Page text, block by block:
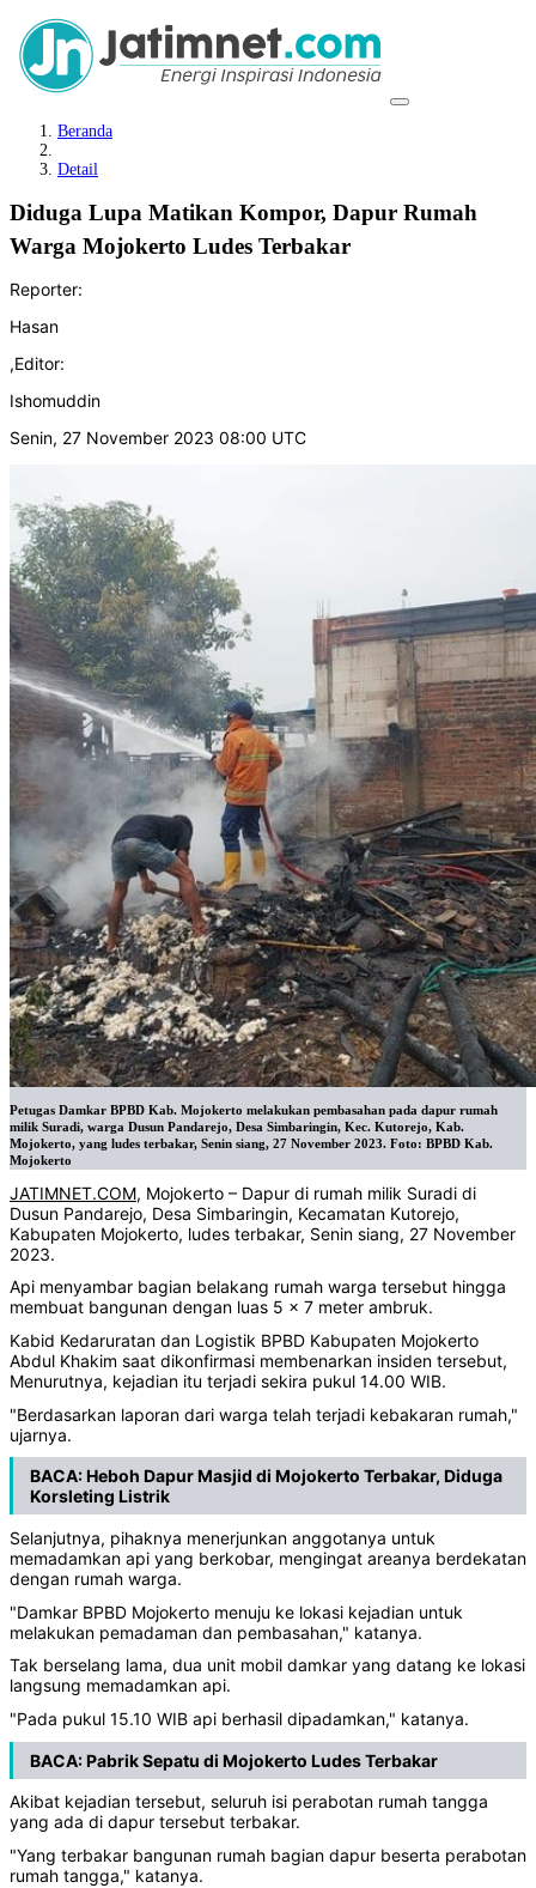
Beranda
Detail
Diduga Lupa Matikan Kompor, Dapur Rumah
Warga Mojokerto Ludes Terbakar
Reporter:
Hasan
,Editor:
Ishomuddin
Senin, 27 November 2023 08:00 UTC
Petugas Damkar BPBD Kab. Mojokerto melakukan pembasahan pada dapur rumah
milik Suradi, warga Dusun Pandarejo, Desa Simbaringin, Kec. Kutorejo, Kab.
Mojokerto, yang ludes terbakar, Senin siang, 27 November 2023. Foto: BPBD Kab.
Mojokerto
JATIMNET.COM, Mojokerto – Dapur di rumah milik Suradi di
Dusun Pandarejo, Desa Simbaringin, Kecamatan Kutorejo,
Kabupaten Mojokerto, ludes terbakar, Senin siang, 27 November
2023.
Api menyambar bagian belakang rumah warga tersebut hingga
membuat bangunan dengan luas 5 x 7 meter ambruk.
Kabid Kedaruratan dan Logistik BPBD Kabupaten Mojokerto
Abdul Khakim saat dikonfirmasi membenarkan insiden tersebut,
Menurutnya, kejadian itu terjadi sekira pukul 14.00 WIB.
"Berdasarkan laporan dari warga telah terjadi kebakaran rumah,"
ujarnya.
BACA:Heboh Dapur Masjid di Mojokerto Terbakar, Diduga
Korsleting Listrik
Selanjutnya, pihaknya menerjunkan anggotanya untuk
memadamkan api yang berkobar, mengingat areanya berdekatan
dengan rumah warga.
"Damkar BPBD Mojokerto menuju ke lokasi kejadian untuk
melakukan pemadaman dan pembasahan," katanya.
Tak berselang lama, dua unit mobil damkar yang datang ke lokasi
langsung memadamkan api.
"Pada pukul 15.10 WIB api berhasil dipadamkan," katanya.
BACA:Pabrik Sepatu di Mojokerto Ludes Terbakar
Akibat kejadian tersebut, seluruh isi perabotan rumah tangga
yang ada di dapur tersebut terbakar.
"Yang terbakar bangunan rumah bagian dapur beserta perabotan
rumah tangga," katanya.